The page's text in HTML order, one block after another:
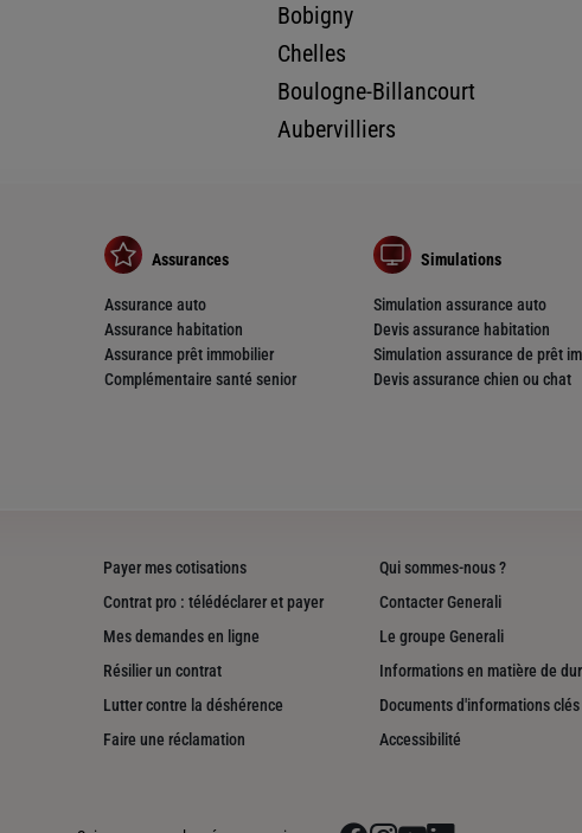
Bobigny
Chelles
Boulogne-Billancourt
Aubervilliers
Assurances
Assurance auto
Assurance habitation
Assurance prêt immobilier
Complémentaire santé senior
Simulations
Simulation assurance auto
Devis assurance habitation
Simulation assurance de prêt
Devis assurance chien ou chat
Payer mes cotisations
Contrat pro : télédéclarer et payer
Mes demandes en ligne
Résilier un contrat
Lutter contre la déshérence
Faire une réclamation
Qui sommes-nous ?
Contacter Generali
Le groupe Generali
Informations en matière de
Documents d'informations clés
Accessibilité